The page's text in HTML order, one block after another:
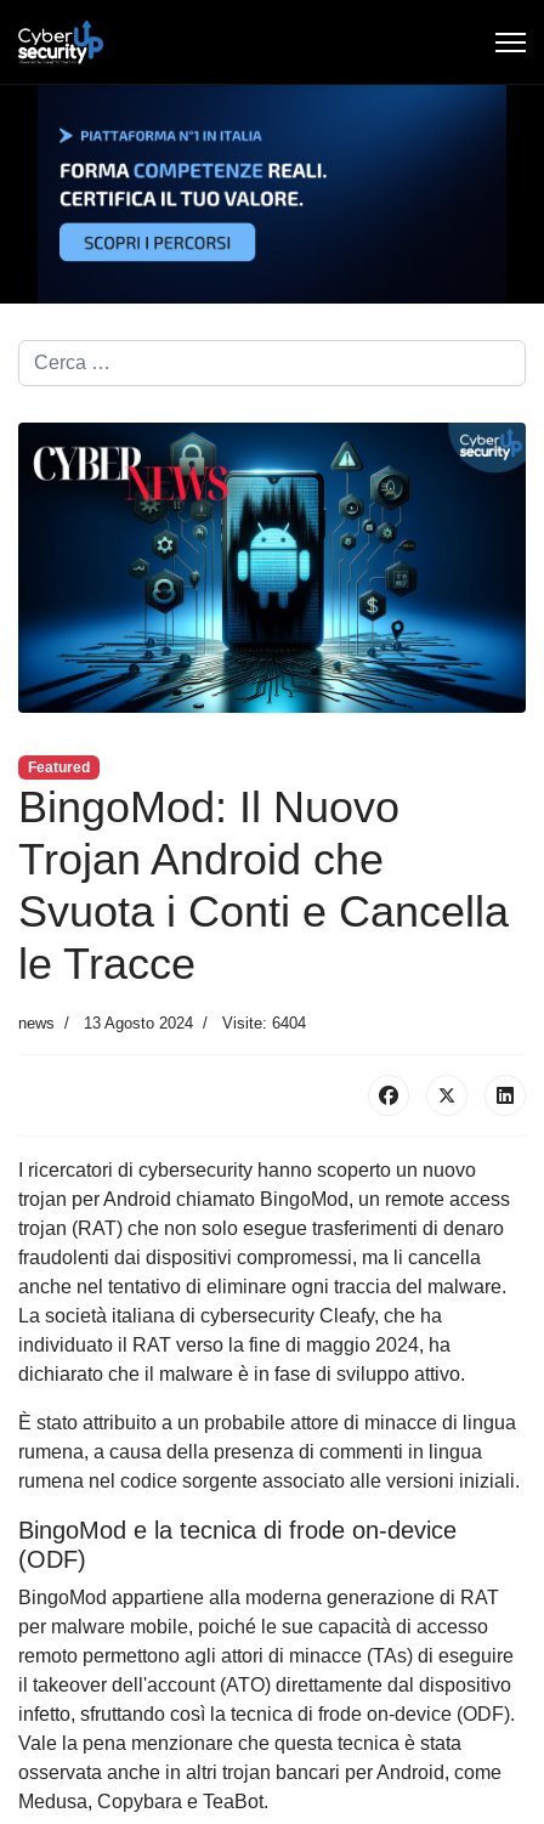
Cerca nel blog...
Featured
BingoMod: Il Nuovo
Trojan Android che
Svuota i Conti e Cancella
le Tracce
news 13 Agosto 2024 Visite: 6404
I ricercatori di cybersecurity hanno scoperto un nuovo
trojan per Android chiamato BingoMod, un remote access
trojan (RAT) che non solo esegue trasferimenti di denaro
fraudolenti dai dispositivi compromessi, ma li cancella
anche nel tentativo di eliminare ogni traccia del malware.
La società italiana di cybersecurity Cleafy, che ha
individuato il RAT verso la fine di maggio 2024, ha
dichiarato che il malware è in fase di sviluppo attivo.
È stato attribuito a un probabile attore di minacce di lingua
rumena, a causa della presenza di commenti in lingua
rumena nel codice sorgente associato alle versioni iniziali.
BingoMod e la tecnica di frode on-device
(ODF)
BingoMod appartiene alla moderna generazione di RAT
per malware mobile, poiché le sue capacità di accesso
remoto permettono agli attori di minacce (TAs) di eseguire
il takeover dell'account (ATO) direttamente dal dispositivo
infetto, sfruttando così la tecnica di frode on-device (ODF).
Vale la pena menzionare che questa tecnica è stata
osservata anche in altri trojan bancari per Android, come
Medusa, Copybara e TeaBot.